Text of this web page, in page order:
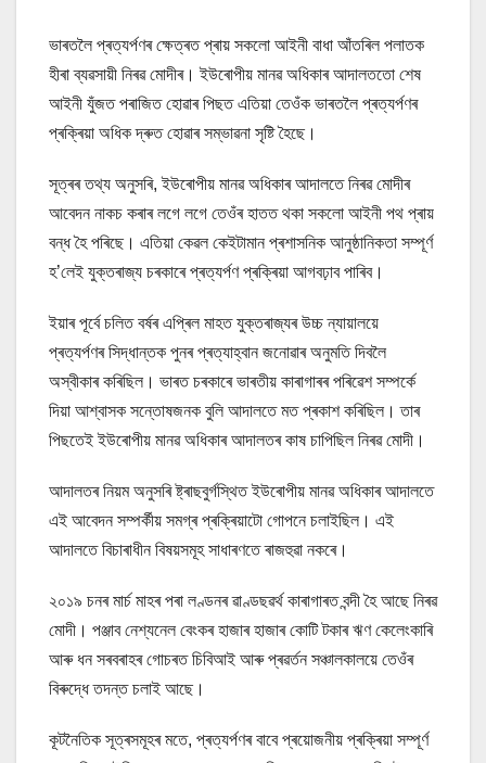
ভাৰতলৈ প্ৰত্যৰ্পণৰ ক্ষেত্ৰত প্ৰায় সকলো আইনী বাধা আঁতৰিল পলাতক
হীৰা ব্যৱসায়ী নিৰৱ মোদীৰ। ইউৰোপীয় মানৱ অধিকাৰ আদালততো শেষ
আইনী যুঁজত পৰাজিত হোৱাৰ পিছত এতিয়া তেওঁক ভাৰতলৈ প্ৰত্যৰ্পণৰ
প্ৰক্ৰিয়া অধিক দ্ৰুত হোৱাৰ সম্ভাৱনা সৃষ্টি হৈছে।
সূত্ৰৰ তথ্য অনুসৰি, ইউৰোপীয় মানৱ অধিকাৰ আদালতে নিৰৱ মোদীৰ
আবেদন নাকচ কৰাৰ লগে লগে তেওঁৰ হাতত থকা সকলো আইনী পথ প্ৰায়
বন্ধ হৈ পৰিছে। এতিয়া কেৱল কেইটামান প্ৰশাসনিক আনুষ্ঠানিকতা সম্পূৰ্ণ
হ’লেই যুক্তৰাজ্য চৰকাৰে প্ৰত্যৰ্পণ প্ৰক্ৰিয়া আগবঢ়াব পাৰিব।
ইয়াৰ পূৰ্বে চলিত বৰ্ষৰ এপ্ৰিল মাহত যুক্তৰাজ্যৰ উচ্চ ন্যায়ালয়ে
প্ৰত্যৰ্পণৰ সিদ্ধান্তক পুনৰ প্ৰত্যাহ্বান জনোৱাৰ অনুমতি দিবলৈ
অস্বীকাৰ কৰিছিল। ভাৰত চৰকাৰে ভাৰতীয় কাৰাগাৰৰ পৰিৱেশ সম্পৰ্কে
দিয়া আশ্বাসক সন্তোষজনক বুলি আদালতে মত প্ৰকাশ কৰিছিল। তাৰ
পিছতেই ইউৰোপীয় মানৱ অধিকাৰ আদালতৰ কাষ চাপিছিল নিৰৱ মোদী।
আদালতৰ নিয়ম অনুসৰি ষ্ট্ৰাছবুৰ্গস্থিত ইউৰোপীয় মানৱ অধিকাৰ আদালতে
এই আবেদন সম্পৰ্কীয় সমগ্ৰ প্ৰক্ৰিয়াটো গোপনে চলাইছিল। এই
আদালতে বিচাৰাধীন বিষয়সমূহ সাধাৰণতে ৰাজহুৱা নকৰে।
২০১৯ চনৰ মাৰ্চ মাহৰ পৰা লণ্ডনৰ ৱাণ্ডছৱৰ্থ কাৰাগাৰত বন্দী হৈ আছে নিৰৱ
মোদী। পঞ্জাব নেশ্যনেল বেংকৰ হাজাৰ হাজাৰ কোটি টকাৰ ঋণ কেলেংকাৰি
আৰু ধন সৰবৰাহৰ গোচৰত চিবিআই আৰু প্ৰৱৰ্তন সঞ্চালকালয়ে তেওঁৰ
বিৰুদ্ধে তদন্ত চলাই আছে।
কূটনৈতিক সূত্ৰসমূহৰ মতে, প্ৰত্যৰ্পণৰ বাবে প্ৰয়োজনীয় প্ৰক্ৰিয়া সম্পূৰ্ণ